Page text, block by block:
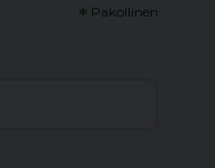
* Pakollinen